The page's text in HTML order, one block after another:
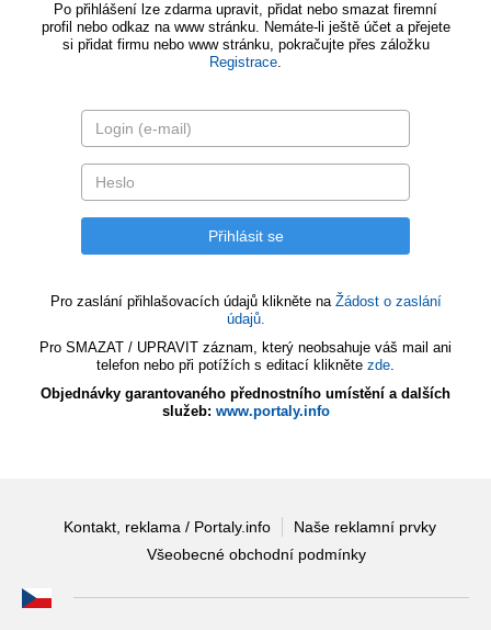
Po přihlášení lze zdarma upravit, přidat nebo smazat firemní
profil nebo odkaz na www stránku. Nemáte-li ještě účet a přejete
si přidat firmu nebo www stránku, pokračujte přes záložku
Registrace.
Pro zaslání přihlašovacích údajů klikněte na Žádost o zaslání
údajů.
Pro SMAZAT / UPRAVIT záznam, který neobsahuje váš mail ani
telefon nebo při potížích s editací klikněte zde.
Objednávky garantovaného přednostního umístění a dalších
služeb: www.portaly.info
Kontakt, reklama / Portaly.info
Naše reklamní prvky
Všeobecné obchodní podmínky